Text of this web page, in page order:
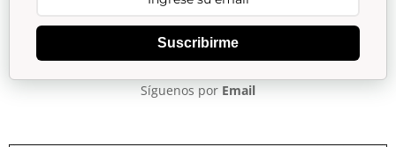
Suscribirme
Síguenos por Email